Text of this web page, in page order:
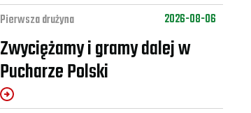
Pierwsza drużyna 2026-08-06
Zwyciężamy i gramy dalej w
Pucharze Polski